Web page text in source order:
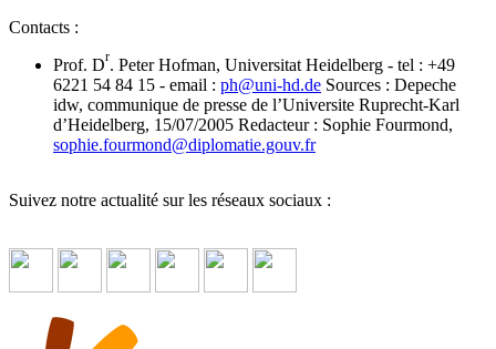
Contacts :
Prof. Dr. Peter Hofman, Universitat Heidelberg - tel : +49
6221 54 84 15 - email : ph@uni-hd.de Sources : Depeche
idw, communique de presse de l’Universite Ruprecht-Karl
d’Heidelberg, 15/07/2005 Redacteur : Sophie Fourmond,
sophie.fourmond@diplomatie.gouv.fr
Suivez notre actualité sur les réseaux sociaux :